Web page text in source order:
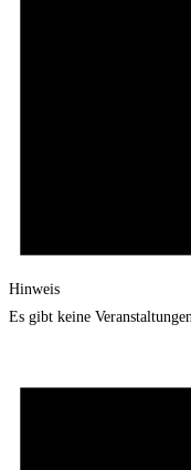
Hinweis
Es gibt keine